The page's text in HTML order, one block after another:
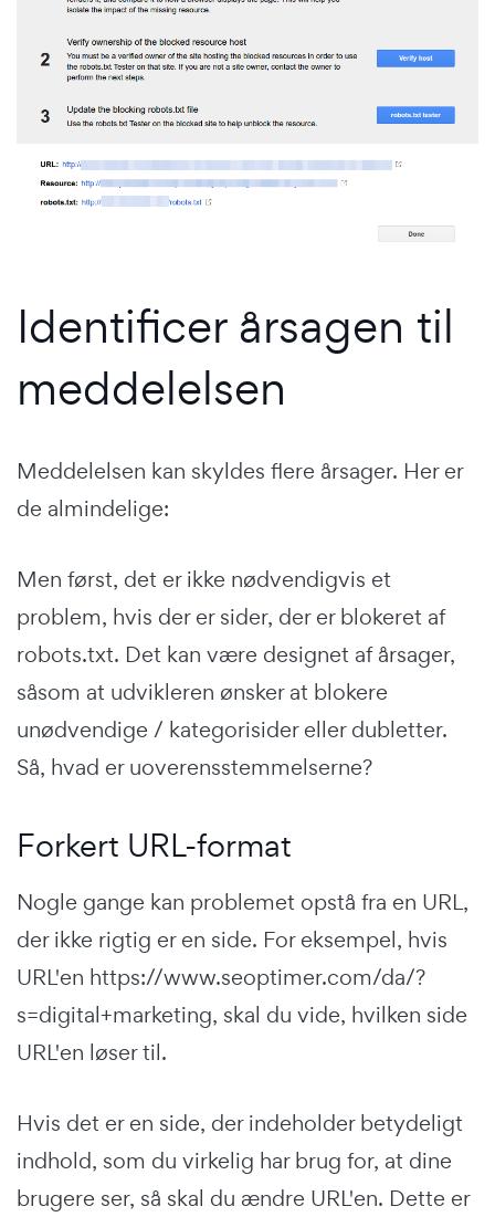
Identificer årsagen til
meddelelsen
Meddelelsen kan skyldes flere årsager. Her er
de almindelige:
Men først, det er ikke nødvendigvis et
problem, hvis der er sider, der er blokeret af
robots.txt. Det kan være designet af årsager,
såsom at udvikleren ønsker at blokere
unødvendige / kategorisider eller dubletter.
Så, hvad er uoverensstemmelserne?
Forkert URL-format
Nogle gange kan problemet opstå fra en URL,
der ikke rigtig er en side. For eksempel, hvis
URL'en https://www.seoptimer.com/da/?
s=digital+marketing, skal du vide, hvilken side
URL'en løser til.
Hvis det er en side, der indeholder betydeligt
indhold, som du virkelig har brug for, at dine
brugere ser, så skal du ændre URL'en. Dette er